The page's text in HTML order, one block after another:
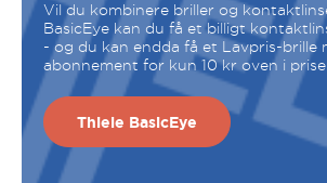
Vil du kombinere briller og
BasicEye kan du få et billigt
- og du kan endda få et Lavpris-brille
abonnement for kun 10 kr oven i
Thiele BasicEye